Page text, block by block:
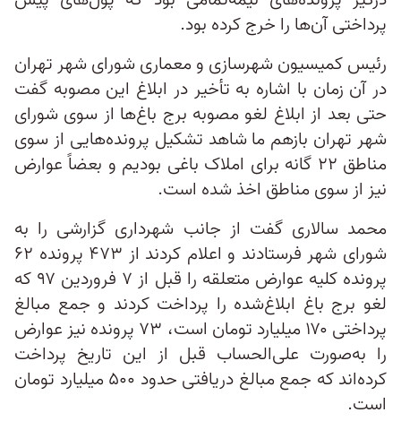
پرداختی آن‌ها را خرج کرده بود.
رئیس کمیسیون شهرسازی و معماری شورای شهر تهران
در آن زمان با اشاره به تأخیر در ابلاغ این مصوبه گفت
حتی بعد از ابلاغ لغو مصوبه برج باغ‌ها از سوی شورای
شهر تهران بازهم ما شاهد تشکیل پرونده‌هایی از سوی
مناطق ۲۲ گانه برای املاک باغی بودیم و بعضاً عوارض‌
نیز از سوی مناطق اخذ شده است.
محمد سالاری گفت از جانب شهرداری گزارشی را به
شورای شهر فرستادند و اعلام کردند از ۴۷۳ پرونده ۶۲
پرونده کلیه عوارض متعلقه را قبل از ۷ فروردین ۹۷ که
لغو برج باغ ابلاغ‌شده را پرداخت کردند و جمع مبالغ
پرداختی ۱۷۰ میلیارد تومان است، ۷۳ پرونده نیز عوارض
را به‌صورت علی‌الحساب قبل از این تاریخ پرداخت
کرده‌اند که جمع مبالغ دریافتی حدود ۵۰۰ میلیارد تومان
است.